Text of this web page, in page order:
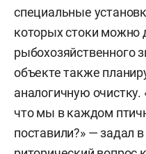
специальные
которых стоки можно
рыбохозяйственного
объекте также
аналогичную
что мы в каждом
поставили?» — задал